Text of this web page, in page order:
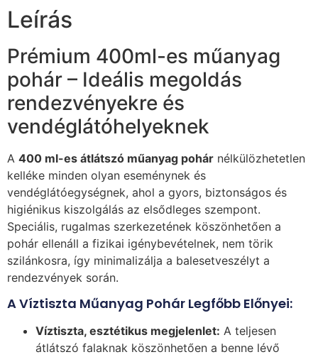
Leírás
Prémium 400ml-es műanyag
pohár – Ideális megoldás
rendezvényekre és
vendéglátóhelyeknek
A 400 ml-es átlátszó műanyag pohár nélkülözhetetlen
kelléke minden olyan eseménynek és
vendéglátóegységnek, ahol a gyors, biztonságos és
higiénikus kiszolgálás az elsődleges szempont.
Speciális, rugalmas szerkezetének köszönhetően a
pohár ellenáll a fizikai igénybevételnek, nem törik
szilánkosra, így minimalizálja a balesetveszélyt a
rendezvények során.
A Víztiszta Műanyag Pohár Legfőbb Előnyei:
Víztiszta, esztétikus megjelenlet: A teljesen
átlátszó falaknak köszönhetően a benne lévő